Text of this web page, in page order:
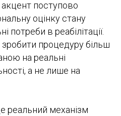
поступово
оцінку стану
потреби в реабілітації.
процедуру більш
на реальні
а не лише на
механізм